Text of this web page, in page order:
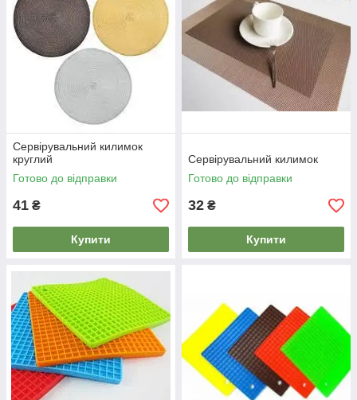
Сервірувальний килимок
круглий
Готово до відправки
41 ₴
Купити
Сервірувальний килимок
Готово до відправки
32 ₴
Купити